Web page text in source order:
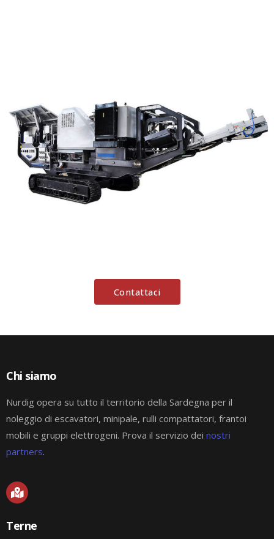
Contattaci
Chi siamo
Nurdig opera su tutto il territorio della Sardegna per il
noleggio di escavatori, minipale, rulli compattatori, frantoi
mobili e gruppi elettrogeni. Prova il servizio dei nostri
partners.
M
a
p
m
Terne